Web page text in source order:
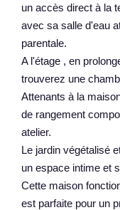
un accès direct à la
avec sa salle d'eau
parentale.
A l'étage , en
trouverez une
Attenants à la
de rangement
atelier.
Le jardin végétalisé
un espace intime et
Cette maison
est parfaite pour un